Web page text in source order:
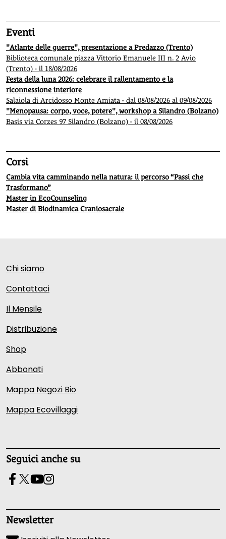
Eventi
"Atlante delle guerre", presentazione a Predazzo (Trento)
Biblioteca comunale piazza Vittorio Emanuele III n. 2 Avio
(Trento) - il 18/08/2026
Festa della luna 2026: celebrare il rallentamento e la
riconnessione interiore
Salaiola di Arcidosso Monte Amiata - dal 08/08/2026 al 09/08/2026
"Menopausa: corpo, voce, potere", workshop a Silandro (Bolzano)
Basis via Corzes 97 Silandro (Bolzano) - il 08/08/2026
Corsi
Cambia vita camminando nella natura: il percorso “Passi che
Trasformano”
Master in EcoCounseling
Master di Biodinamica Craniosacrale
Chi siamo
Contattaci
Il Mensile
Distribuzione
Shop
Abbonati
Mappa Negozi Bio
Mappa Ecovillaggi
Seguici anche su
Newsletter